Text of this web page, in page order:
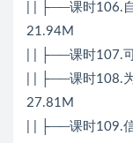
| | ├──课时106.
21.94M
| | ├──课时107.
| | ├──课时108.
27.81M
| | ├──课时109.